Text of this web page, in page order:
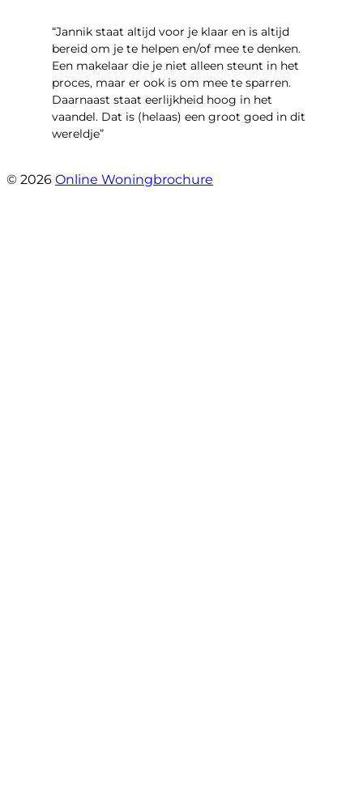
“Jannik staat altijd voor je klaar en is altijd
bereid om je te helpen en/of mee te denken.
Een makelaar die je niet alleen steunt in het
proces, maar er ook is om mee te sparren.
Daarnaast staat eerlijkheid hoog in het
vaandel. Dat is (helaas) een groot goed in dit
wereldje”
© 2026 Online Woningbrochure